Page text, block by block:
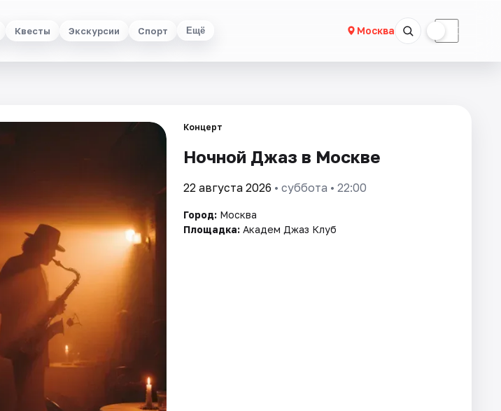
Квесты Экскурсии Спорт Ещё Москва ☾
Концерт
Ночной Джаз в Москве
22 августа 2026 • суббота • 22:00
Город: Москва
Площадка: Академ Джаз Клуб